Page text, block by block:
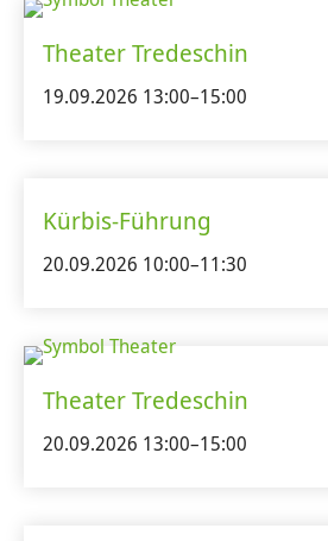
Theater Tredeschin
19.09.2026 13:00–15:00
Kürbis-Führung
20.09.2026 10:00–11:30
Theater Tredeschin
20.09.2026 13:00–15:00